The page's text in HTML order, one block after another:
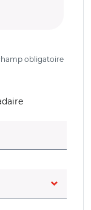
obligatoire